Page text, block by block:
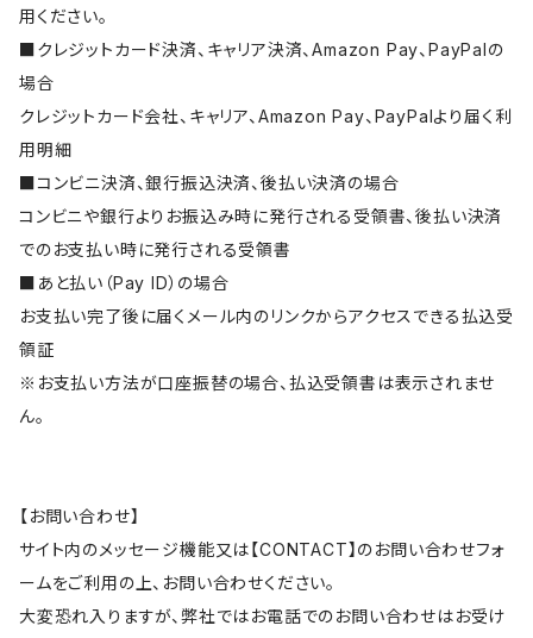
用ください。
■クレジットカード決済、キャリア決済、Amazon Pay、PayPalの
場合
クレジットカード会社、キャリア、Amazon Pay、PayPalより届く利
用明細
■コンビニ決済、銀行振込決済、後払い決済の場合
コンビニや銀行よりお振込み時に発行される受領書、後払い決済
でのお支払い時に発行される受領書
■あと払い（Pay ID）の場合
お支払い完了後に届くメール内のリンクからアクセスできる払込受
領証
※お支払い方法が口座振替の場合、払込受領書は表示されませ
ん。
【お問い合わせ】
サイト内のメッセージ機能又は【CONTACT】のお問い合わせフォ
ームをご利用の上、お問い合わせください。
大変恐れ入りますが、弊社ではお電話でのお問い合わせはお受け